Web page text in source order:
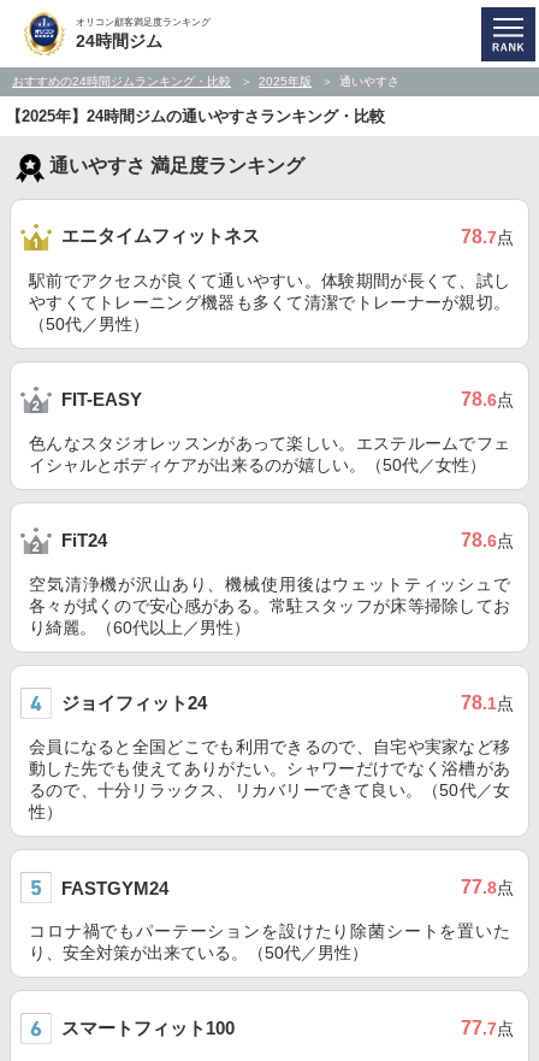
オリコン顧客満足度ランキング
24時間ジム
おすすめの24時間ジムランキング・比較 2025年版 通いやすさ
【2025年】24時間ジムの通いやすさランキング・比較
通いやすさ 満足度ランキング
エニタイムフィットネス 78.7点
駅前でアクセスが良くて通いやすい。体験期間が長くて、試し
やすくてトレーニング機器も多くて清潔でトレーナーが親切。
（50代／男性）
FIT-EASY 78.6点
色んなスタジオレッスンがあって楽しい。エステルームでフェ
イシャルとボディケアが出来るのが嬉しい。（50代／女性）
FiT24 78.6点
空気清浄機が沢山あり、機械使用後はウェットティッシュで
各々が拭くので安心感がある。常駐スタッフが床等掃除してお
り綺麗。（60代以上／男性）
ジョイフィット24 78.1点
会員になると全国どこでも利用できるので、自宅や実家など移
動した先でも使えてありがたい。シャワーだけでなく浴槽があ
るので、十分リラックス、リカバリーできて良い。（50代／女
性）
FASTGYM24 77.8点
コロナ禍でもパーテーションを設けたり除菌シートを置いた
り、安全対策が出来ている。（50代／男性）
スマートフィット100 77.7点